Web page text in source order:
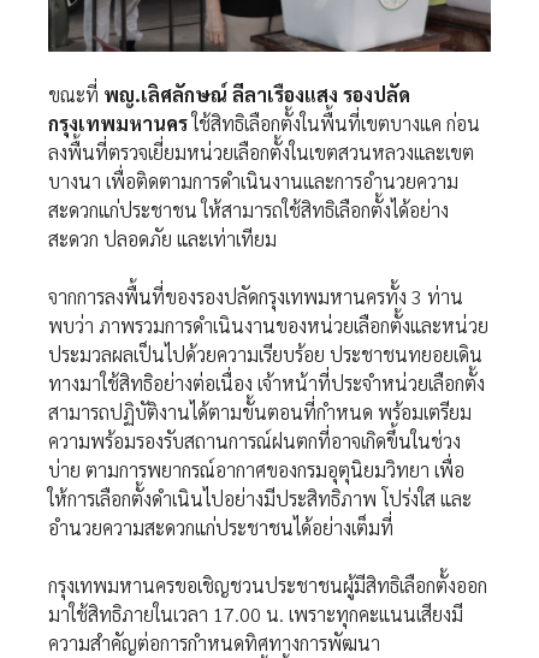
ขณะที่ พญ.เลิศลักษณ์ ลีลาเรืองแสง รองปลัด
กรุงเทพมหานครใช้สิทธิเลือกตั้งในพื้นที่เขตบางแค ก่อน
ลงพื้นที่ตรวจเยี่ยมหน่วยเลือกตั้งในเขตสวนหลวงและเขต
บางนา เพื่อติดตามการดำเนินงานและการอำนวยความ
สะดวกแก่ประชาชน ให้สามารถใช้สิทธิเลือกตั้งได้อย่าง
สะดวก ปลอดภัย และเท่าเทียม
จากการลงพื้นที่ของรองปลัดกรุงเทพมหานครทั้ง 3 ท่าน
พบว่า ภาพรวมการดำเนินงานของหน่วยเลือกตั้งและหน่วย
ประมวลผลเป็นไปด้วยความเรียบร้อย ประชาชนทยอยเดิน
ทางมาใช้สิทธิอย่างต่อเนื่อง เจ้าหน้าที่ประจำหน่วยเลือกตั้ง
สามารถปฏิบัติงานได้ตามขั้นตอนที่กำหนด พร้อมเตรียม
ความพร้อมรองรับสถานการณ์ฝนตกที่อาจเกิดขึ้นในช่วง
บ่าย ตามการพยากรณ์อากาศของกรมอุตุนิยมวิทยา เพื่อ
ให้การเลือกตั้งดำเนินไปอย่างมีประสิทธิภาพ โปร่งใส และ
อำนวยความสะดวกแก่ประชาชนได้อย่างเต็มที่
กรุงเทพมหานครขอเชิญชวนประชาชนผู้มีสิทธิเลือกตั้งออก
มาใช้สิทธิภายในเวลา 17.00 น. เพราะทุกคะแนนเสียงมี
ความสำคัญต่อการกำหนดทิศทางการพัฒนา